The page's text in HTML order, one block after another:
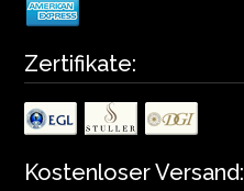
Zertifikate:
Kostenloser Versand: